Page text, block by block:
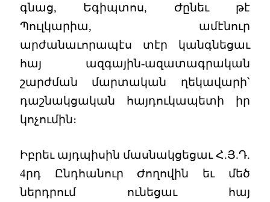
գնաց, Եգիպտոս, Ժընեւ թէ
Պուլկարիա, ամէնուր
արժանաւորապէս տէր կանգնեցաւ
հայ ազգային-ազատագրական
շարժման մարտական ղեկավարի՝
դաշնակցական հայդուկապետի իր
կոչումին։
Իբրեւ այդպիսին մասնակցեցաւ Հ.Յ.Դ.
4րդ Ընդհանուր Ժողովին եւ մեծ
ներդրում ունեցաւ հայ